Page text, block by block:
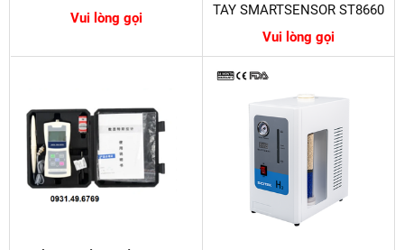
Vui lòng gọi
TAY SMARTSENSOR ST8660
Vui lòng gọi